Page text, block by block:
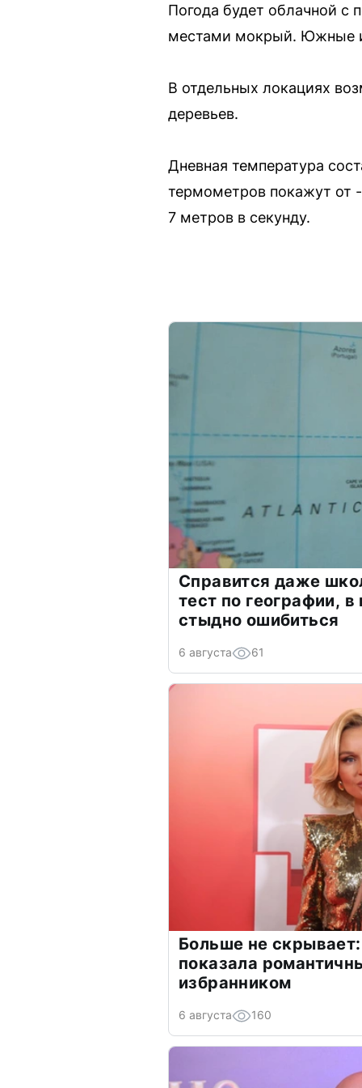
Погода будет облачной с
местами мокрый. Южные и
В отдельных локациях
деревьев.
Дневная температура
термометров покажут от
7 метров в секунду.
Справится даже
тест по географии,
стыдно ошибиться
6 августа 61
Больше не
показала
избранником
6 августа 160